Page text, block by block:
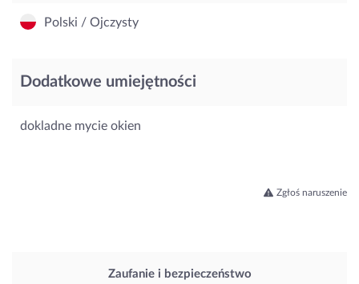
Zaufanie i bezpieczeństwo
Polski / Ojczysty
Dodatkowe umiejętności
dokladne mycie okien
Zgłoś naruszenie